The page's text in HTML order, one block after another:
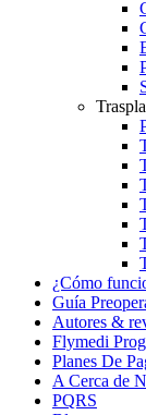
¿Cómo
Guía
Autores &
Flymedi
Planes De
A Cerca de
PQRS